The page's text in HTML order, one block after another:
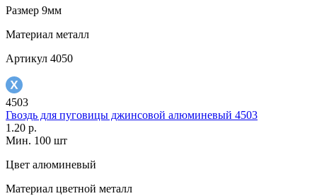
Размер 9мм
Материал металл
Артикул 4050
4503
Гвоздь для пуговицы джинсовой алюминевый 4503
1.20 р.
Мин. 100 шт
Цвет алюминевый
Материал цветной металл